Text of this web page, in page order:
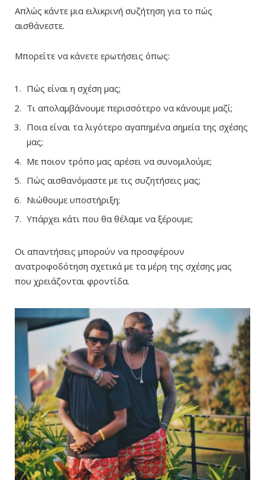
Απλώς κάντε μια ειλικρινή συζήτηση για το πώς
αισθάνεστε.
Μπορείτε να κάνετε ερωτήσεις όπως:
Πώς είναι η σχέση μας;
Τι απολαμβάνουμε περισσότερο να κάνουμε μαζί;
Ποια είναι τα λιγότερο αγαπημένα σημεία της σχέσης
μας;
Με ποιον τρόπο μας αρέσει να συνομιλούμε;
Πώς αισθανόμαστε με τις συζητήσεις μας;
Νιώθουμε υποστήριξη;
Υπάρχει κάτι που θα θέλαμε να ξέρουμε;
Οι απαντήσεις μπορούν να προσφέρουν
ανατροφοδότηση σχετικά με τα μέρη της σχέσης μας
που χρειάζονται φροντίδα.